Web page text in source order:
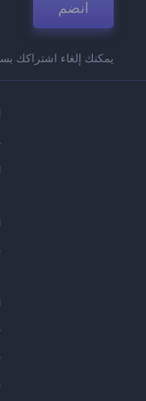
انضم
يمكنك إلغاء اشتراكك